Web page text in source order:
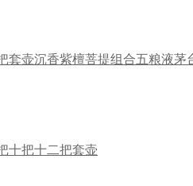
套壶沉香紫檀菩提组合五粮液茅
十把十二把套壶